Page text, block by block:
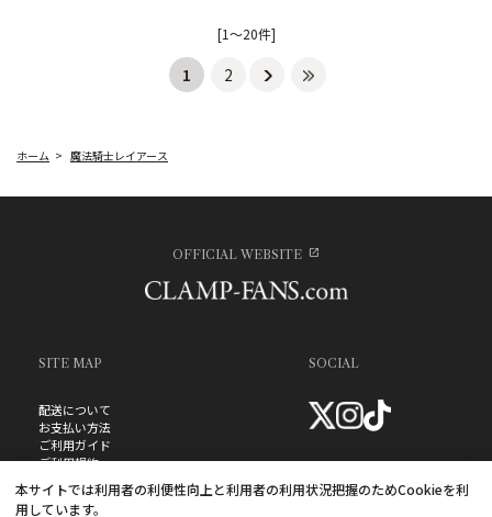
[1～20件]
1 2
ホーム > 魔法騎士レイアース
OFFICIAL WEBSITE
SITE MAP
配送について
お支払い方法
ご利用ガイド
ご利用規約
プライバシーポリシー
SOCIAL
本サイトでは利用者の利便性向上と利用者の利用状況把握のためCookieを利
用しています。